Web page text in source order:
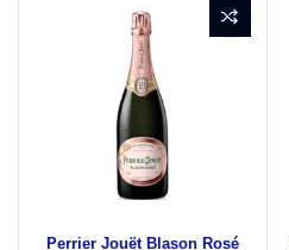
Perrier Jouët Blason Rosé